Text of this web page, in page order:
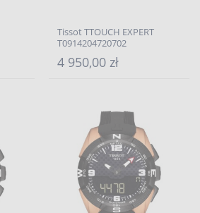
Tissot TTOUCH EXPERT
T0914204720702
4 950,00 zł